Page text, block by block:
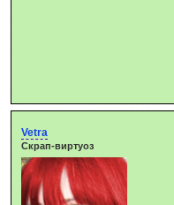
Vetra
Скрап-виртуоз